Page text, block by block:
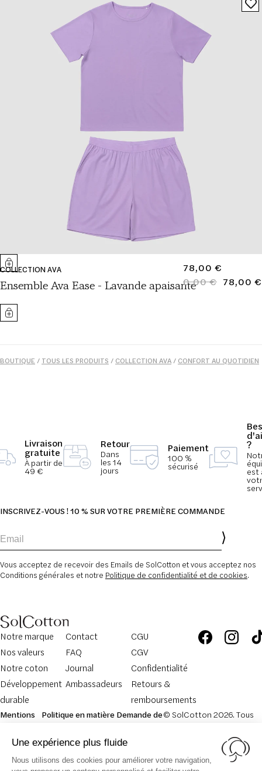
COLLECTION AVA
Ensemble Ava Ease - Lavande apaisante
PRIX
NORMAL
78,00 €
PRIX
0,00 €
PRIX
78,00 €
BOUTIQUE / TOUS LES PRODUITS / COLLECTION AVA/ CONFORT AU QUOTIDIEN
Livraison
gratuite
À partir de
49 €
Retour
Dans
les 14
jours
Paiement
100 %
sécurisé
?
est
INSCRIVEZ-VOUS ! 10 % SUR VOTRE PREMIÈRE COMMANDE
Vous acceptez de recevoir des Emails de SolCotton et vous acceptez nos
Conditions générales et notre Politique de confidentialité et de cookies.
Notre marque
Nos valeurs
Notre coton
Développement
durable
Contact
FAQ
Journal
Ambassadeurs
CGU
CGV
Confidentialité
Retours &
remboursements
Mentions
Politique en matière Demande de© SolCotton 2026. Tous